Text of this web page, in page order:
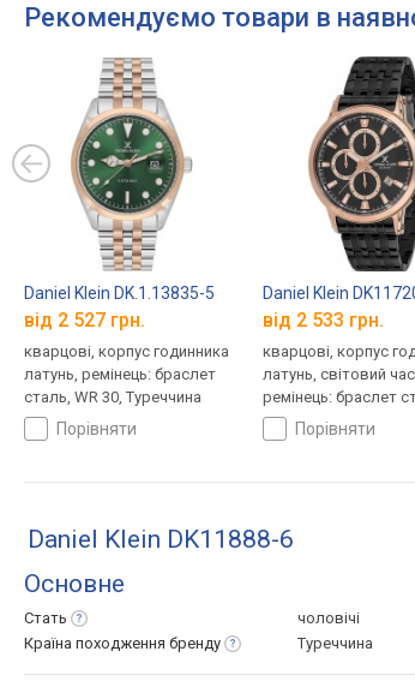
Рекомендуємо товари в
Daniel Klein DK.1.13835-5
від 2 527 грн.
кварцові, корпус годинника
латунь, ремінець: браслет
сталь, WR 30, Туреччина
порівняти
Daniel Klein
від 2 533 грн.
кварцові, корпус
латунь, світовий
ремінець: браслет
50, Туреччина
порівняти
Daniel Klein DK11888-6
Основне
Стать
чоловічі
Країна походження бренду Туреччина